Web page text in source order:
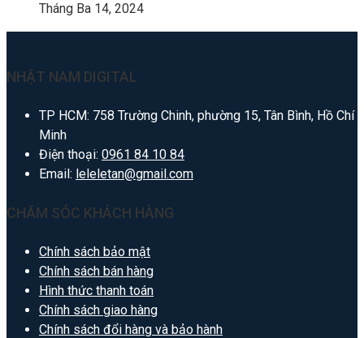
Tháng Ba 14, 2024
NHẬT NAM DIGITAL
TP HCM: 758 Trường Chinh, phường 15, Tân Bình, Hồ Chí
Minh
Điện thoại: 0961 84 10 84
Email: leleletan@gmail.com
CHĂM SÓC KHÁCH HÀNG
Chính sách bảo mật
Chính sách bán hàng
Hình thức thanh toán
Chính sách giao hàng
Chính sách đổi hàng và bảo hành